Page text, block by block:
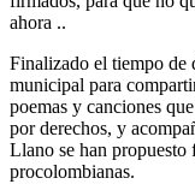
ahora ..
Finalizado el tiempo de
municipal para
poemas y canciones
por derechos, y
Llano se han propuesto
procolombianas.